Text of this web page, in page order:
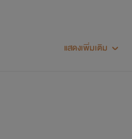
แสดงเพิ่มเติม